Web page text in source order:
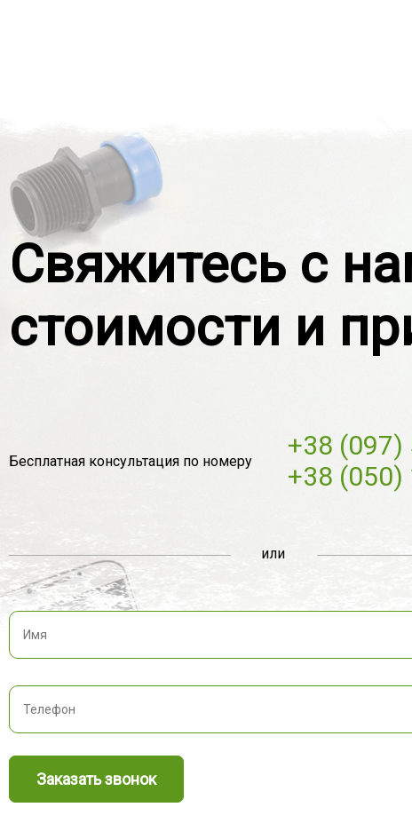
Свяжитесь с
стоимости и
Бесплатная консультация по номеру
+38 (097)
+38 (050)
или
Заказать звонок